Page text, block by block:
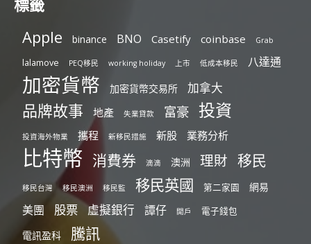
標籤
Apple binance BNO Casetify coinbase Grab
lalamove PEQ移民 working holiday 上市 低成本移民 八達通
加密貨幣 加密貨幣交易所 加拿大
品牌故事 地產 失業貸款 富豪 投資
投資海外物業 攜程 新移民措施 新股 業務分析
比特幣 消費券 滴滴 澳洲 理財 移民
移民台灣 移民澳洲 移民監 移民英國 第二家園 網易
美團 股票 虛擬銀行 譚仔 開戶 電子錢包
電訊盈科 騰訊